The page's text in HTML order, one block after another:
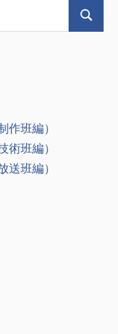
作班編）
術班編）
送班編）